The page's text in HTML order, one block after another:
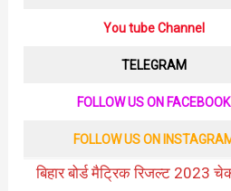
You tube Channel
TELEGRAM
FOLLOW US ON FACEBOOK
FOLLOW US ON
बिहार बोर्ड मैट्रिक रिजल्ट